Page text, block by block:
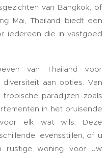
van Bangkok, of
Mai, Thailand biedt een
iedereen die in vastgoed
van Thailand voor
aan opties. Van
paradijzen zoals
in het bruisende
elk wat wils. Deze
levensstijlen, of u
woning voor uw